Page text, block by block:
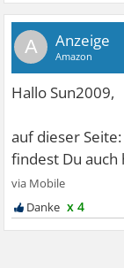
A
x 4